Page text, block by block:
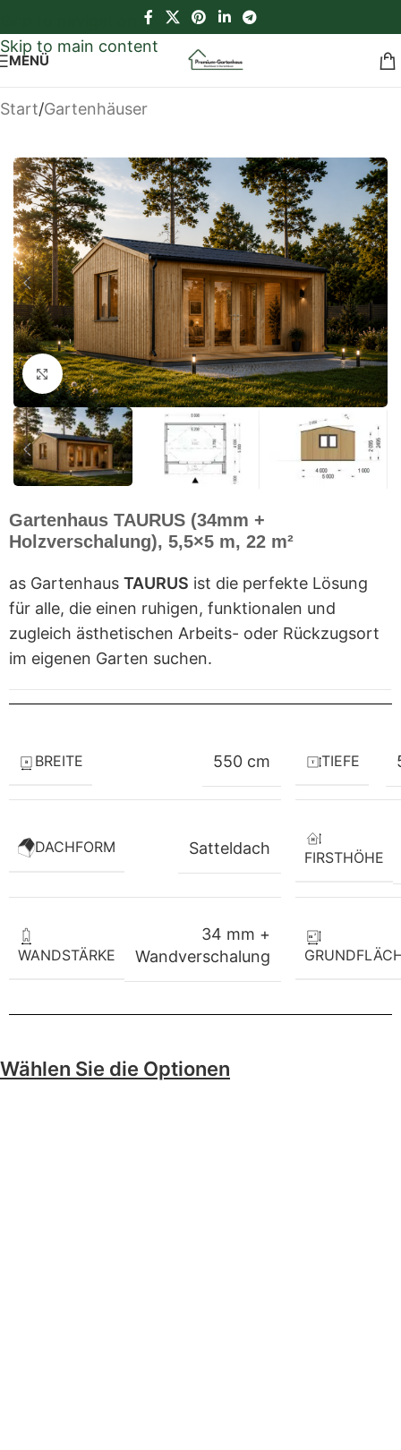
Skip to main content
MENÜ
Start/Gartenhäuser
Klick zum Vergrößern
Gartenhaus TAURUS (34mm +
Holzverschalung), 5,5×5 m, 22 m²
as Gartenhaus TAURUS ist die perfekte Lösung
für alle, die einen ruhigen, funktionalen und
zugleich ästhetischen Arbeits- oder Rückzugsort
im eigenen Garten suchen.
BREITE 550 cm TIEFE
DACHFORM Satteldach
FIRSTHÖHE
WANDSTÄRKE
34 mm +
Wandverschalung
Wählen Sie die Optionen